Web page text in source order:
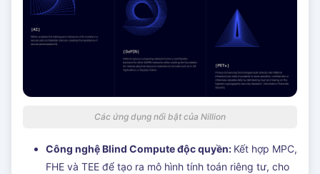
Các ứng dụng nổi bật của Nillion
Công nghệ Blind Compute độc quyền: Kết hợp MPC,
FHE và TEE để tạo ra mô hình tính toán riêng tư, cho